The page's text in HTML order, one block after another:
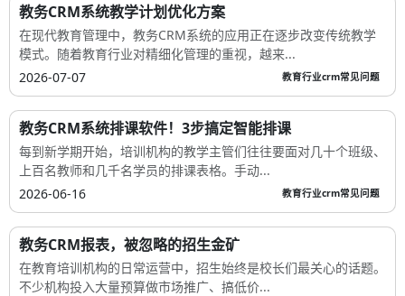
教务CRM系统教学计划优化方案
在现代教育管理中，教务CRM系统的应用正在逐步改变传统教学
模式。随着教育行业对精细化管理的重视，越来...
2026-07-07
教育行业crm常见问题
教务CRM系统排课软件！3步搞定智能排课
每到新学期开始，培训机构的教学主管们往往要面对几十个班级、
上百名教师和几千名学员的排课表格。手动...
2026-06-16
教育行业crm常见问题
教务CRM报表，被忽略的招生金矿
在教育培训机构的日常运营中，招生始终是校长们最关心的话题。
不少机构投入大量预算做市场推广、搞低价...